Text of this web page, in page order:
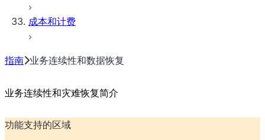
成本和计费
指南 业务连续性和数据恢复
业务连续性和灾难恢复简介
功能支持的区域